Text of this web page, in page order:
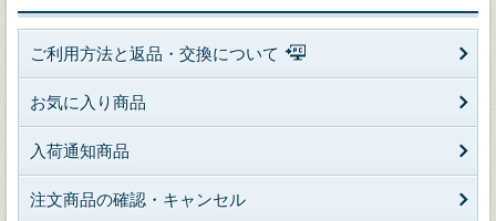
ご利用方法と返品・交換について
お気に入り商品
入荷通知商品
注文商品の確認・キャンセル